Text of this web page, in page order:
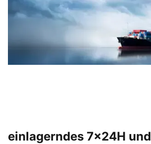
einlagerndes 7x24H und